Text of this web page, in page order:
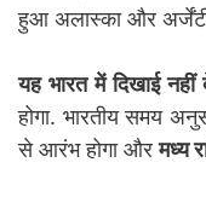
हुआ अलास्का और
यह भारत में दिखाई नहीं
होगा. भारतीय समय
से आरंभ होगा औरमध्य